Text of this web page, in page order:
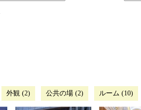
外観 (2) 公共の場 (2) ルーム (10)